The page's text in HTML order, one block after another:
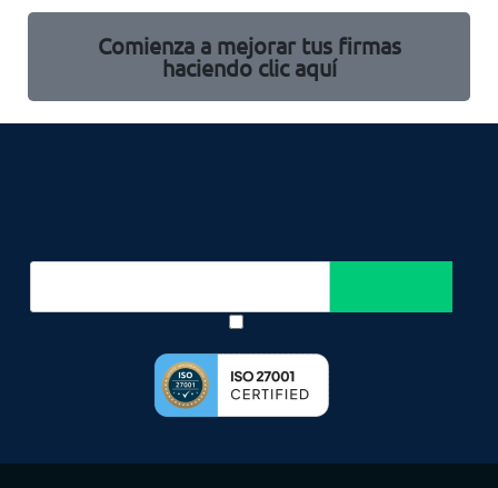
Comienza a mejorar tus firmas
haciendo clic aquí